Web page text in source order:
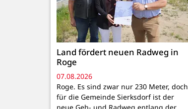
Land fördert neuen Radweg in
Roge
07.08.2026
Roge. Es sind zwar nur 230 Meter, doch
für die Gemeinde Sierksdorf ist der